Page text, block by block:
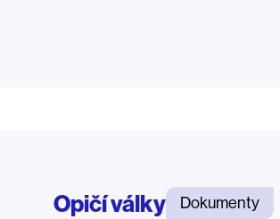
Opičí války Dokumenty